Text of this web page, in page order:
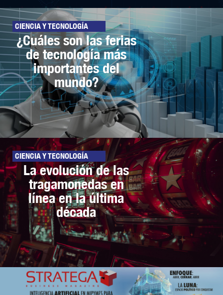
CIENCIA Y TECNOLOGÍA
¿Cuáles son las ferias
de tecnología más
importantes del
mundo?
CIENCIA Y TECNOLOGÍA
La evolución de las
tragamonedas en
línea en la última
década